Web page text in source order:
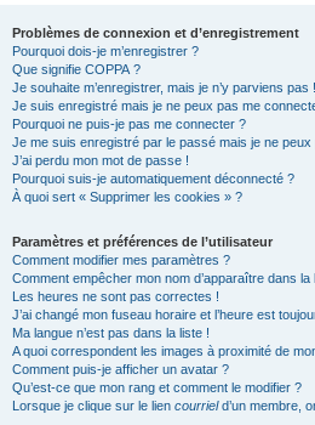
Problèmes de connexion et d’enregistrement
Pourquoi dois-je m’enregistrer ?
Que signifie COPPA ?
Je souhaite m’enregistrer, mais je n’y parviens pas !
Je suis enregistré mais je ne peux pas me
Pourquoi ne puis-je pas me connecter ?
Je me suis enregistré par le passé mais je ne
J’ai perdu mon mot de passe !
Pourquoi suis-je automatiquement déconnecté ?
À quoi sert « Supprimer les cookies » ?
Paramètres et préférences de l’utilisateur
Comment modifier mes paramètres ?
Comment empêcher mon nom d’apparaître dans
Les heures ne sont pas correctes !
J’ai changé mon fuseau horaire et l’heure est
Ma langue n’est pas dans la liste !
A quoi correspondent les images à proximité de
Comment puis-je afficher un avatar ?
Qu’est-ce que mon rang et comment le modifier ?
Lorsque je clique sur le lien courrield’un membre,